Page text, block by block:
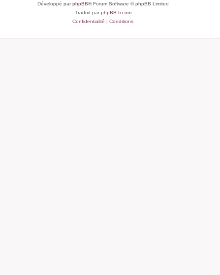
Développé parphpBB® Forum Software © phpBB Limited
Traduit parphpBB-fr.com
Confidentialité | Conditions